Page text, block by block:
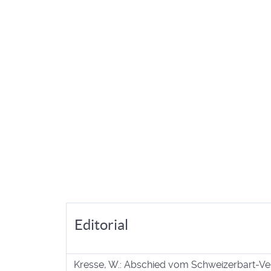
Editorial
Kresse, W.: Abschied vom Schweizerbart-